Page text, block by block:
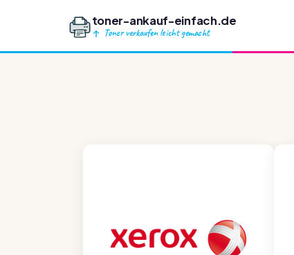
toner-ankauf-einfach.de
Toner verkaufen leicht gemacht